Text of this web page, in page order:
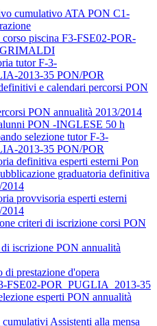
cumulativo ATA PON C1-
piscina F3-FSE02-POR-
tutor F-3-
2013-35 PON/POR
e calendari percorsi PON
PON annualità 2013/2014
PON -INGLESE 50 h
selezione tutor F-3-
2013-35 PON/POR
definitiva esperti esterni Pon
graduatoria definitiva
provvisoria esperti esterni
criteri di iscrizione corsi PON
iscrizione PON annualità
di prestazione d'opera
FSE02-POR_PUGLIA_2013-35
esperti PON annualità
Assistenti alla mensa